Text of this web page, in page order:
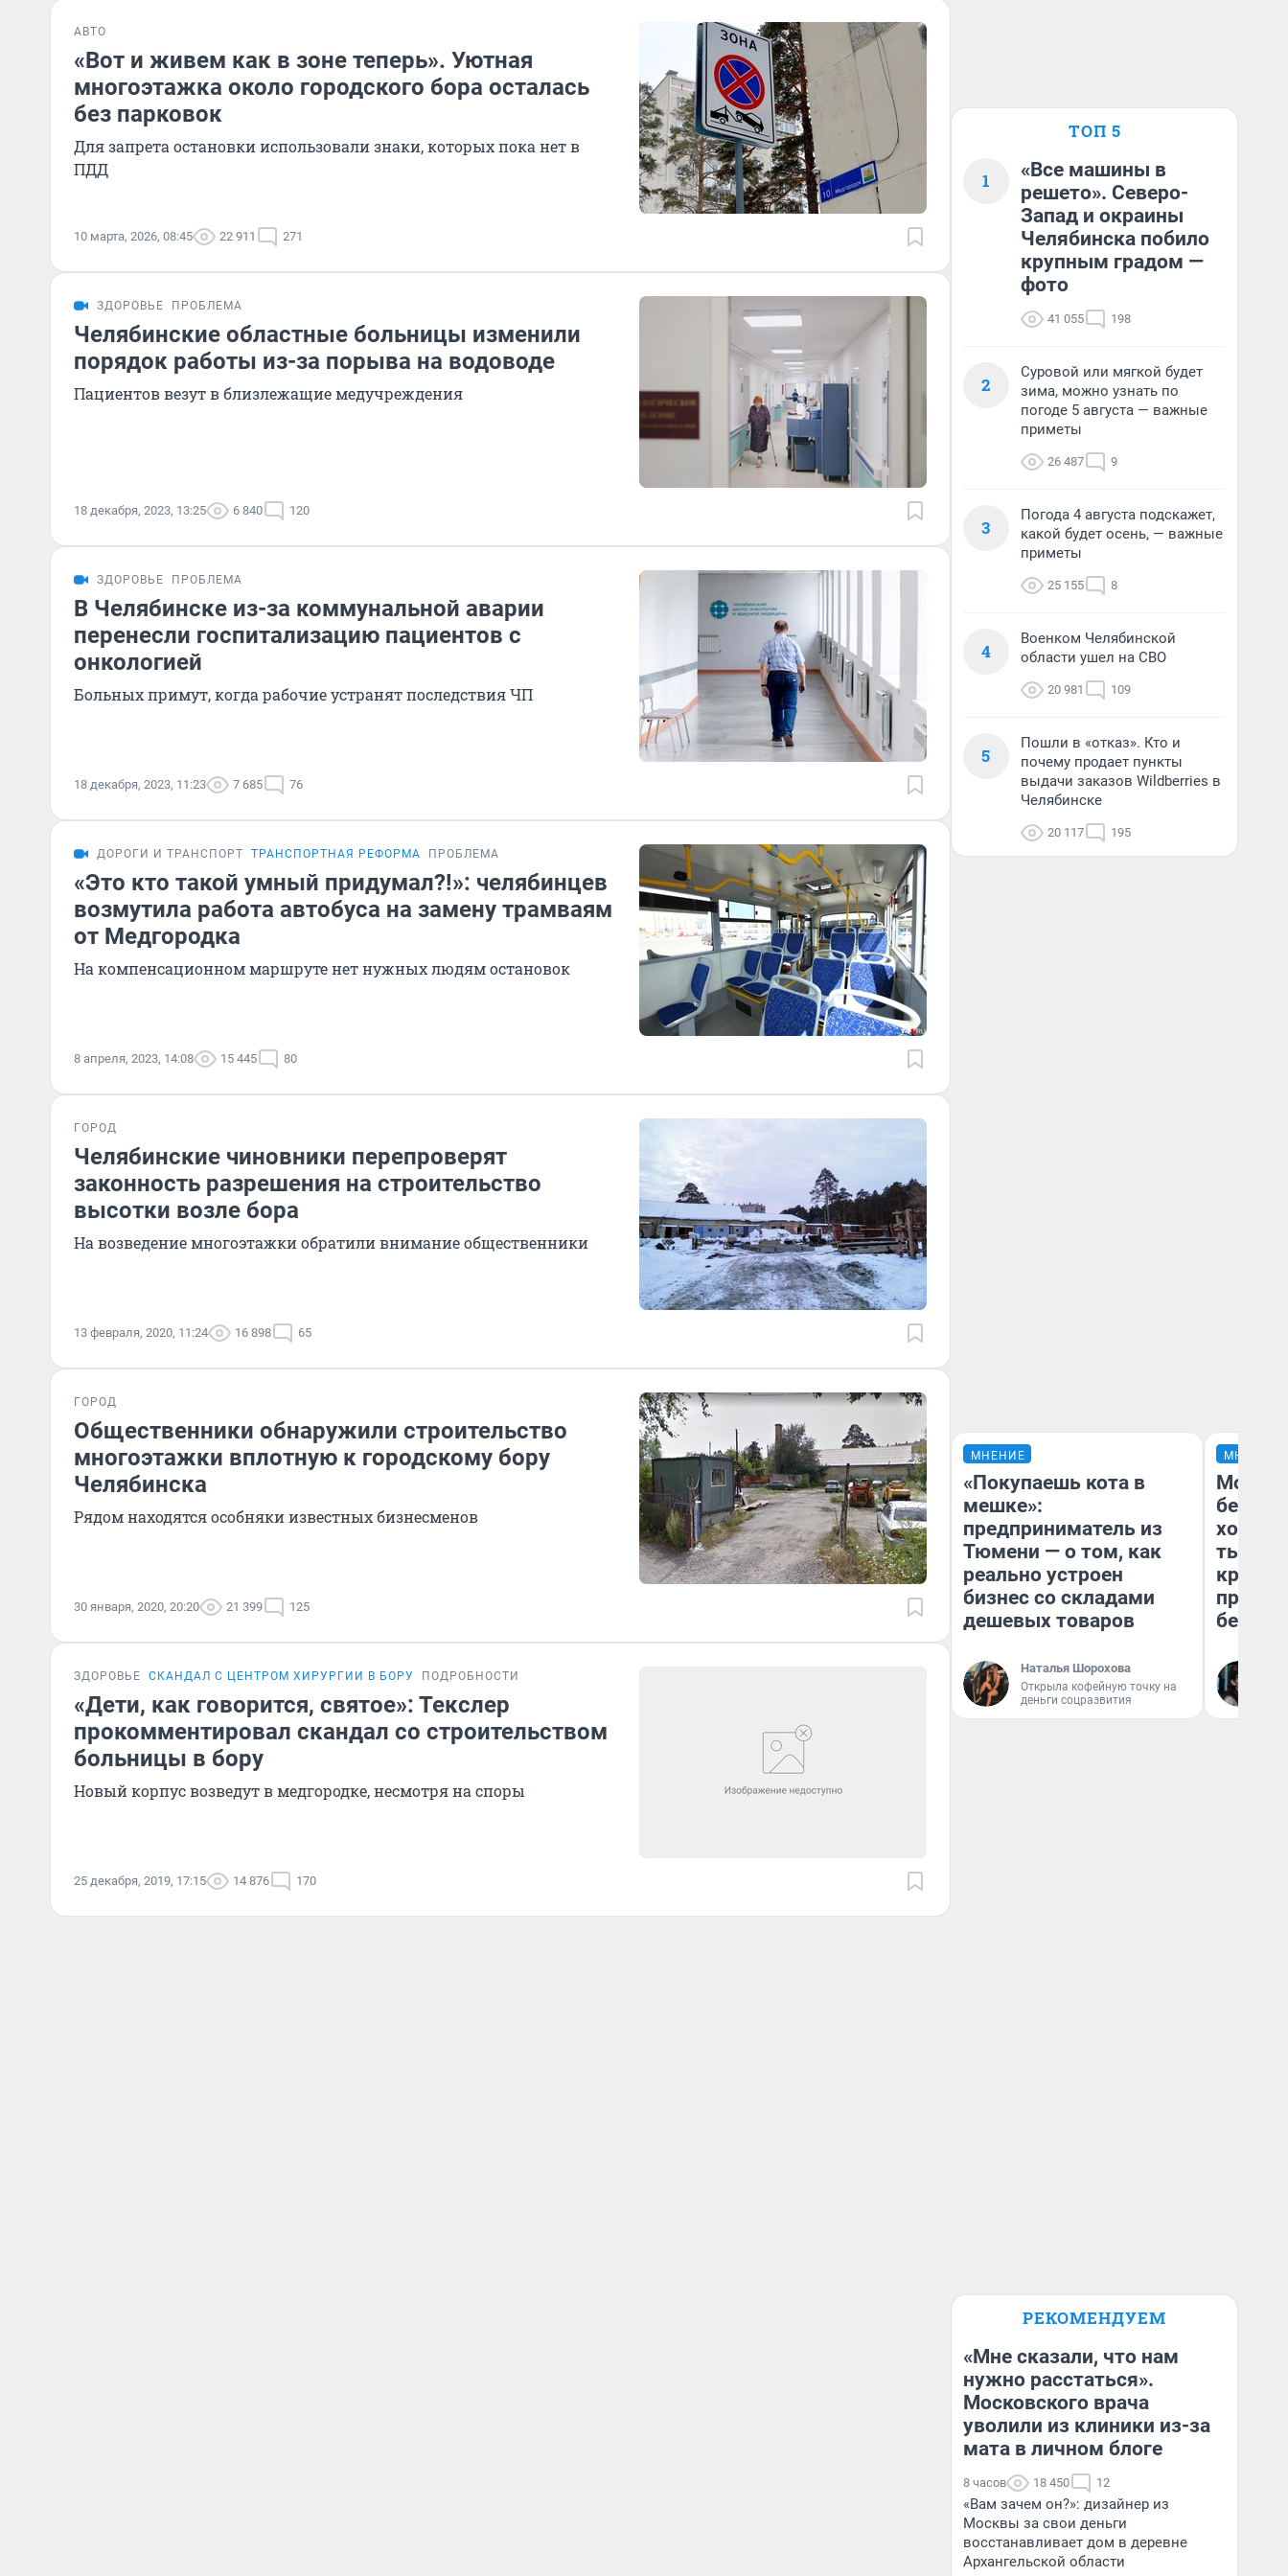
АВТО
«Вот и живем как в зоне теперь». Уютная
многоэтажка около городского бора осталась
без парковок
Для запрета остановки использовали знаки, которых пока нет в
ПДД
10 марта, 2026, 08:45 22 911 271
ЗДОРОВЬЕ ПРОБЛЕМА
Челябинские областные больницы изменили
порядок работы из-за порыва на водоводе
Пациентов везут в близлежащие медучреждения
18 декабря, 2023, 13:25 6 840 120
ЗДОРОВЬЕ ПРОБЛЕМА
В Челябинске из-за коммунальной аварии
перенесли госпитализацию пациентов с
онкологией
Больных примут, когда рабочие устранят последствия ЧП
18 декабря, 2023, 11:23 7 685 76
ДОРОГИ И ТРАНСПОРТ ТРАНСПОРТНАЯ РЕФОРМА ПРОБЛЕМА
«Это кто такой умный придумал?!»: челябинцев
возмутила работа автобуса на замену трамваям
от Медгородка
На компенсационном маршруте нет нужных людям остановок
8 апреля, 2023, 14:08 15 445 80
ГОРОД
Челябинские чиновники перепроверят
законность разрешения на строительство
высотки возле бора
На возведение многоэтажки обратили внимание общественники
13 февраля, 2020, 11:24 16 898 65
ГОРОД
Общественники обнаружили строительство
многоэтажки вплотную к городскому бору
Челябинска
Рядом находятся особняки известных бизнесменов
30 января, 2020, 20:20 21 399 125
ЗДОРОВЬЕ СКАНДАЛ С ЦЕНТРОМ ХИРУРГИИ В БОРУ ПОДРОБНОСТИ
«Дети, как говорится, святое»: Текслер
прокомментировал скандал со строительством
больницы в бору
Новый корпус возведут в медгородке, несмотря на споры
25 декабря, 2019, 17:15 14 876 170
ТОП 5
1
«Все машины в
решето». Северо-
Запад и окраины
Челябинска побило
крупным градом —
фото
41 055 198
2
Суровой или мягкой будет
зима, можно узнать по
погоде 5 августа — важные
приметы
26 487 9
3
Погода 4 августа подскажет,
какой будет осень, — важные
приметы
25 155 8
4
Военком Челябинской
области ушел на СВО
20 981 109
5
Пошли в «отказ». Кто и
почему продает пункты
выдачи заказов Wildberries в
Челябинске
20 117 195
МНЕНИЕ
«Покупаешь кота в
мешке»:
предприниматель из
Тюмени — о том, как
реально устроен
бизнес со складами
дешевых товаров
Наталья Шорохова
Открыла кофейную точку на
деньги соцразвития
МНЕНИЕ
Мой
хотела
тысяч,
РЕКОМЕНДУЕМ
«Мне сказали, что нам
нужно расстаться».
Московского врача
уволили из клиники из-за
мата в личном блоге
8 часов 18 450 12
«Вам зачем он?»: дизайнер из
Москвы за свои деньги
восстанавливает дом в деревне
Архангельской области